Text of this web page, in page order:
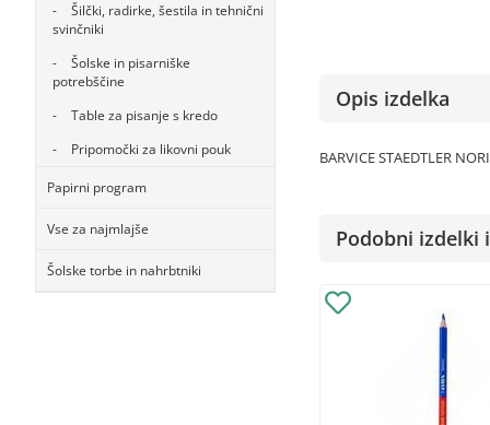
Šilčki, radirke, šestila in tehnični
svinčniki
Šolske in pisarniške
potrebščine
Table za pisanje s kredo
Pripomočki za likovni pouk
Papirni program
Vse za najmlajše
Šolske torbe in nahrbtniki
Opis izdelka
BARVICE STAEDTLER
Podobni izdelki